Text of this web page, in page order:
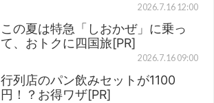
2026.7.16 12:00
この夏は特急「しおかぜ」に乗っ
て、おトクに四国旅[PR]
2026.7.16 09:00
行列店のパン飲みセットが1100
円！？お得ワザ[PR]